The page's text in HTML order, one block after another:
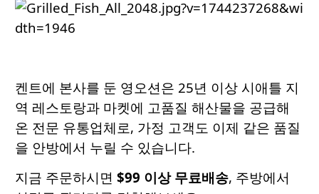
켄트에 본사를 둔 영오션은 25년 이상 시애틀 지
역 레스토랑과 마켓에 고품질 해산물을 공급해
온 전문 유통업체로, 가정 고객도 이제 같은 품질
을 안방에서 누릴 수 있습니다.
지금 주문하시면 $99 이상 무료배송, 주방에서